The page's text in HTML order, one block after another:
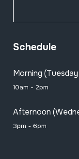
Schedule
Morning
10am - 2pm
Afternoon
3pm - 6pm